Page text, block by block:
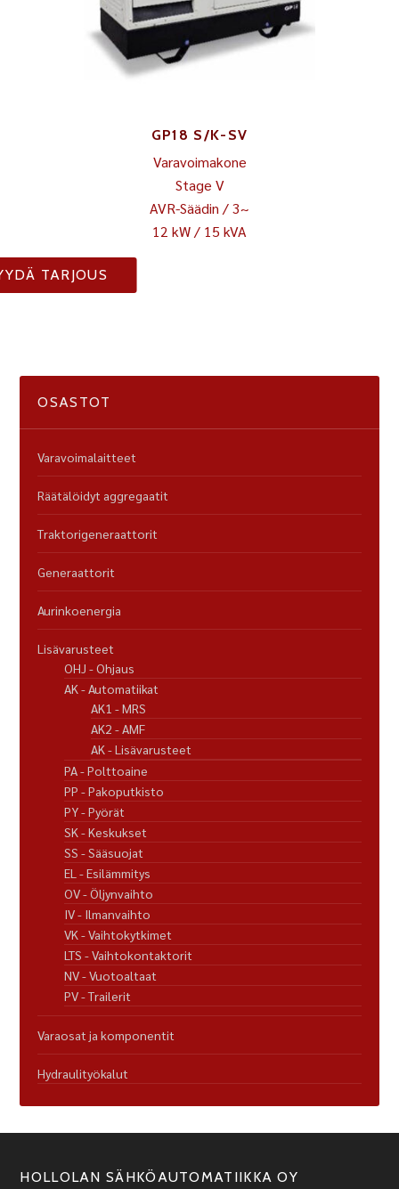
GP18 S/K-SV
Varavoimakone
Stage V
AVR-Säädin / 3~
12 kW / 15 kVA
TARJOUS
OSASTOT
Varavoimalaitteet
Räätälöidyt aggregaatit
Traktorigeneraattorit
Generaattorit
Aurinkoenergia
Lisävarusteet
OHJ - Ohjaus
AK - Automatiikat
AK1 - MRS
AK2 - AMF
AK - Lisävarusteet
PA - Polttoaine
PP - Pakoputkisto
PY - Pyörät
SK - Keskukset
SS - Sääsuojat
EL - Esilämmitys
OV - Öljynvaihto
IV - Ilmanvaihto
VK - Vaihtokytkimet
LTS - Vaihtokontaktorit
NV - Vuotoaltaat
PV - Trailerit
Varaosat ja komponentit
Hydraulityökalut
HOLLOLAN SÄHKÖAUTOMATIIKKA OY